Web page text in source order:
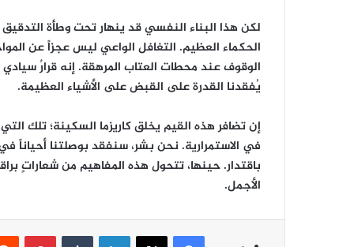
لكن هذا البناء النفسي قد ينهار تحت وطأة
الحكماء العظيم. التغافل الواعي ليس عجزاً عن
الوقوف عند محطات العتاب المرهقة. إنه قرارٌ
يُفقدنا القدرة على القبض على الأشياء العظيمة.
إن تضافر هذه القيم يخلق كاريزما السكينة؛ تلك
في الاستمرارية. نحن بشر، سنفقد بوصلتنا أحياناً
باقتدار. حينها، تتحول هذه المفاهيم من شعاراتٍ
الأجمل.
فيسبوك ‫X لينكدإن بينتيريست